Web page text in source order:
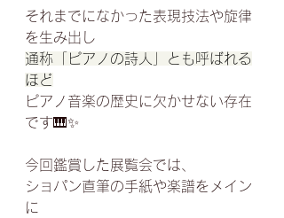
それまでになかった表現技法や旋律
を生み出し
通称「ピアノの詩人」とも呼ばれる
ほど
ピアノ音楽の歴史に欠かせない存在
です🎹✨
今回鑑賞した展覧会では、
ショパン直筆の手紙や楽譜をメイン
に